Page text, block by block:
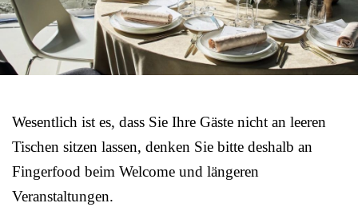
Wesentlich ist es, dass Sie Ihre Gäste nicht an leeren
Tischen sitzen lassen, denken Sie bitte deshalb an
Fingerfood beim Welcome und längeren
Veranstaltungen.